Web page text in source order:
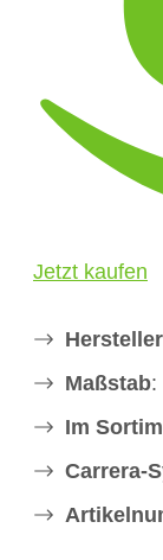
Jetzt kaufen
Hersteller
Maßstab:
Im
Carrera-